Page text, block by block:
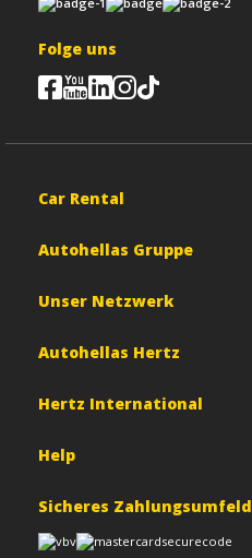
Folge uns
Car Rental
Autohellas Gruppe
Unser Netzwerk
Autohellas Hertz
Hertz International
Help
Sicheres Zahlungsumfeld